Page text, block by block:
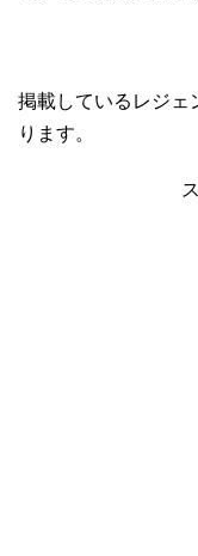
掲載しているレジェ
ります。